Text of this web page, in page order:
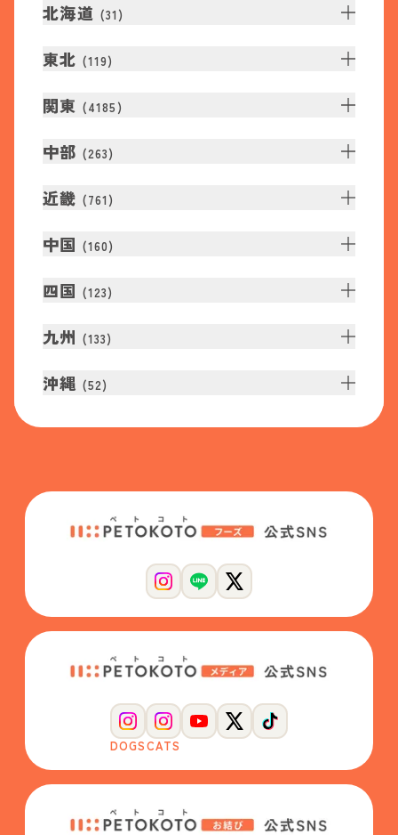
北海道 (31 )
東北 (119)
関東 (4185 )
中部 (263)
近畿 (761 )
中国 (160)
四国 (123)
九州 (133)
沖縄 (52)
DOGSCATS